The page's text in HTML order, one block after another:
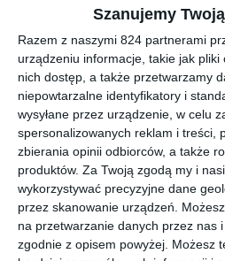
Szanujemy
Razem z naszymi 824 partnerami
urządzeniu informacje, takie jak
nich dostęp, a także przetwarzamy
niepowtarzalne identyfikatory i
wysyłane przez urządzenie, w celu
spersonalizowanych reklam i treści,
zbierania opinii odbiorców, a także
produktów. Za Twoją zgodą my i nasi
wykorzystywać precyzyjne dane
przez skanowanie urządzeń.
na przetwarzanie danych przez nas
zgodnie z opisem powyżej. Możesz
D BY D
DBOF7001
DD00
17940
przejdź do
sklepu
SEEN
SNFK08 BB
79 ,
20
przejdź do
sklepu